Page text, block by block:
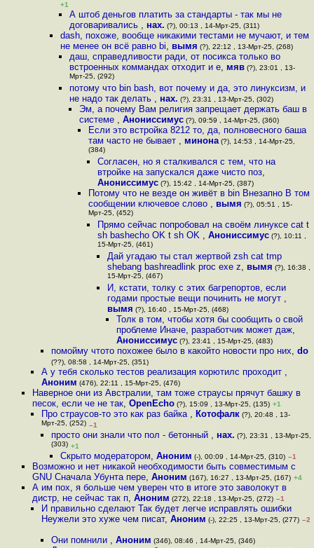
+1
А штоб деньгов платить за стандарты - так мы не
договаривались , нах. (?), 00:13 , 14-Мрт-25, (311)
dash, похоже, вообще никакими тестами не мучают, и тем
не менее он всё равно bi, вымя (?), 22:12 , 13-Мрт-25, (268)
даш, справедливости ради, от посикса только во
встроенных коммандах отходит и е, мяв (?), 23:01 , 13-
Мрт-25, (292)
потому что bin bash, вот почему и да, это линуксизм, и
не надо так делать , нах. (?), 23:31 , 13-Мрт-25, (302)
Эм, а почему Вам религия запрещает держать баш в
системе , Анониссимус(?), 09:59 , 14-Мрт-25, (360)
Если это встройка 8212 то, да, полновесного баша
там часто не бывает , минона(?), 14:53 , 14-Мрт-25,
(384)
Согласен, но я сталкивался с тем, что на
втройке на запускался даже чисто поз,
Анониссимус (?), 15:42 , 14-Мрт-25, (387)
Потому что не везде он живёт в bin Внезапно В том
сообщении ключевое слово , вымя (?), 05:51 , 15-
Мрт-25, (452)
Прямо сейчас попробовал на своём линуксе cat t
sh bashecho OK t sh OK ,Анониссимус (?), 10:11 ,
15-Мрт-25, (461)
Дай угадаю ты стал жертвой zsh cat tmp
shebang bashreadlink proc exe z, вымя (?), 16:38 ,
15-Мрт-25, (467)
И, кстати, толку с этих багрепортов, если
годами простые вещи починить не могут ,
вымя (?), 16:40 , 15-Мрт-25, (468)
Толк в том, чтобы хотя бы сообщить о свой
проблеме Иначе, разработчик может даж,
Анониссимус(?), 23:41 , 15-Мрт-25, (483)
помойму чтото похожее было в какойто новости про них, do
(??), 08:58 , 14-Мрт-25, (351)
А у тебя сколько тестов реализация корютилс проходит ,
Аноним (476), 22:11 , 15-Мрт-25, (476)
Наверное они из Австралии, там тоже страусы прячут башку в
песок, если че не так, OpenEcho(?), 15:09 , 13-Мрт-25, (135) +1
Про страусов-то это как раз байка , Котофалк (?), 20:48 , 13-
Мрт-25, (252) –1
просто они знали что пол - бетонный , нах. (?), 23:31 , 13-Мрт-25,
(303) +1
Скрыто модератором, Аноним (-), 00:09 , 14-Мрт-25, (310) –1
Возможно и нет никакой необходимости быть совместимым с
GNU Сначала Убунта пере, Аноним (167), 16:27 , 13-Мрт-25, (167) +4
А им пох, я больше чем уверен что в итоге это заволокут в
дистр, не сейчас так п, Аноним (272), 22:18 , 13-Мрт-25, (272) –1
И правильно сделают Так будет легче исправлять ошибки
Неужели это хуже чем писат,Аноним (-), 22:25 , 13-Мрт-25, (277) –2
Они помнили , Аноним (346), 08:46 , 14-Мрт-25, (346)